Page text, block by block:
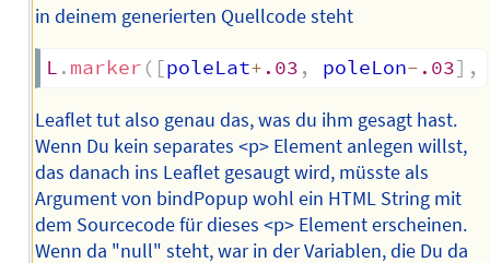
in deinem generierten Quellcode steht
L . marker ( [poleLat+ .03 , poleLon- .03] ,
Leaflet tut also genau das, was du ihm gesagt hast.
Wenn Du kein separates <p> Element anlegen willst,
das danach ins Leaflet gesaugt wird, müsste als
Argument von bindPopup wohl ein HTML String mit
dem Sourcecode für dieses <p> Element erscheinen.
Wenn da "null" steht, war in der Variablen, die Du da